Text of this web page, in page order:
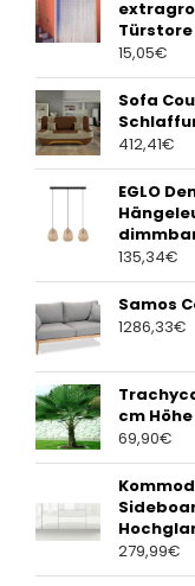
Türstore
15,05€
Sofa
412,41€
EGLO
135,34€
Samos
1286,33€
cm
69,90€
279,99€